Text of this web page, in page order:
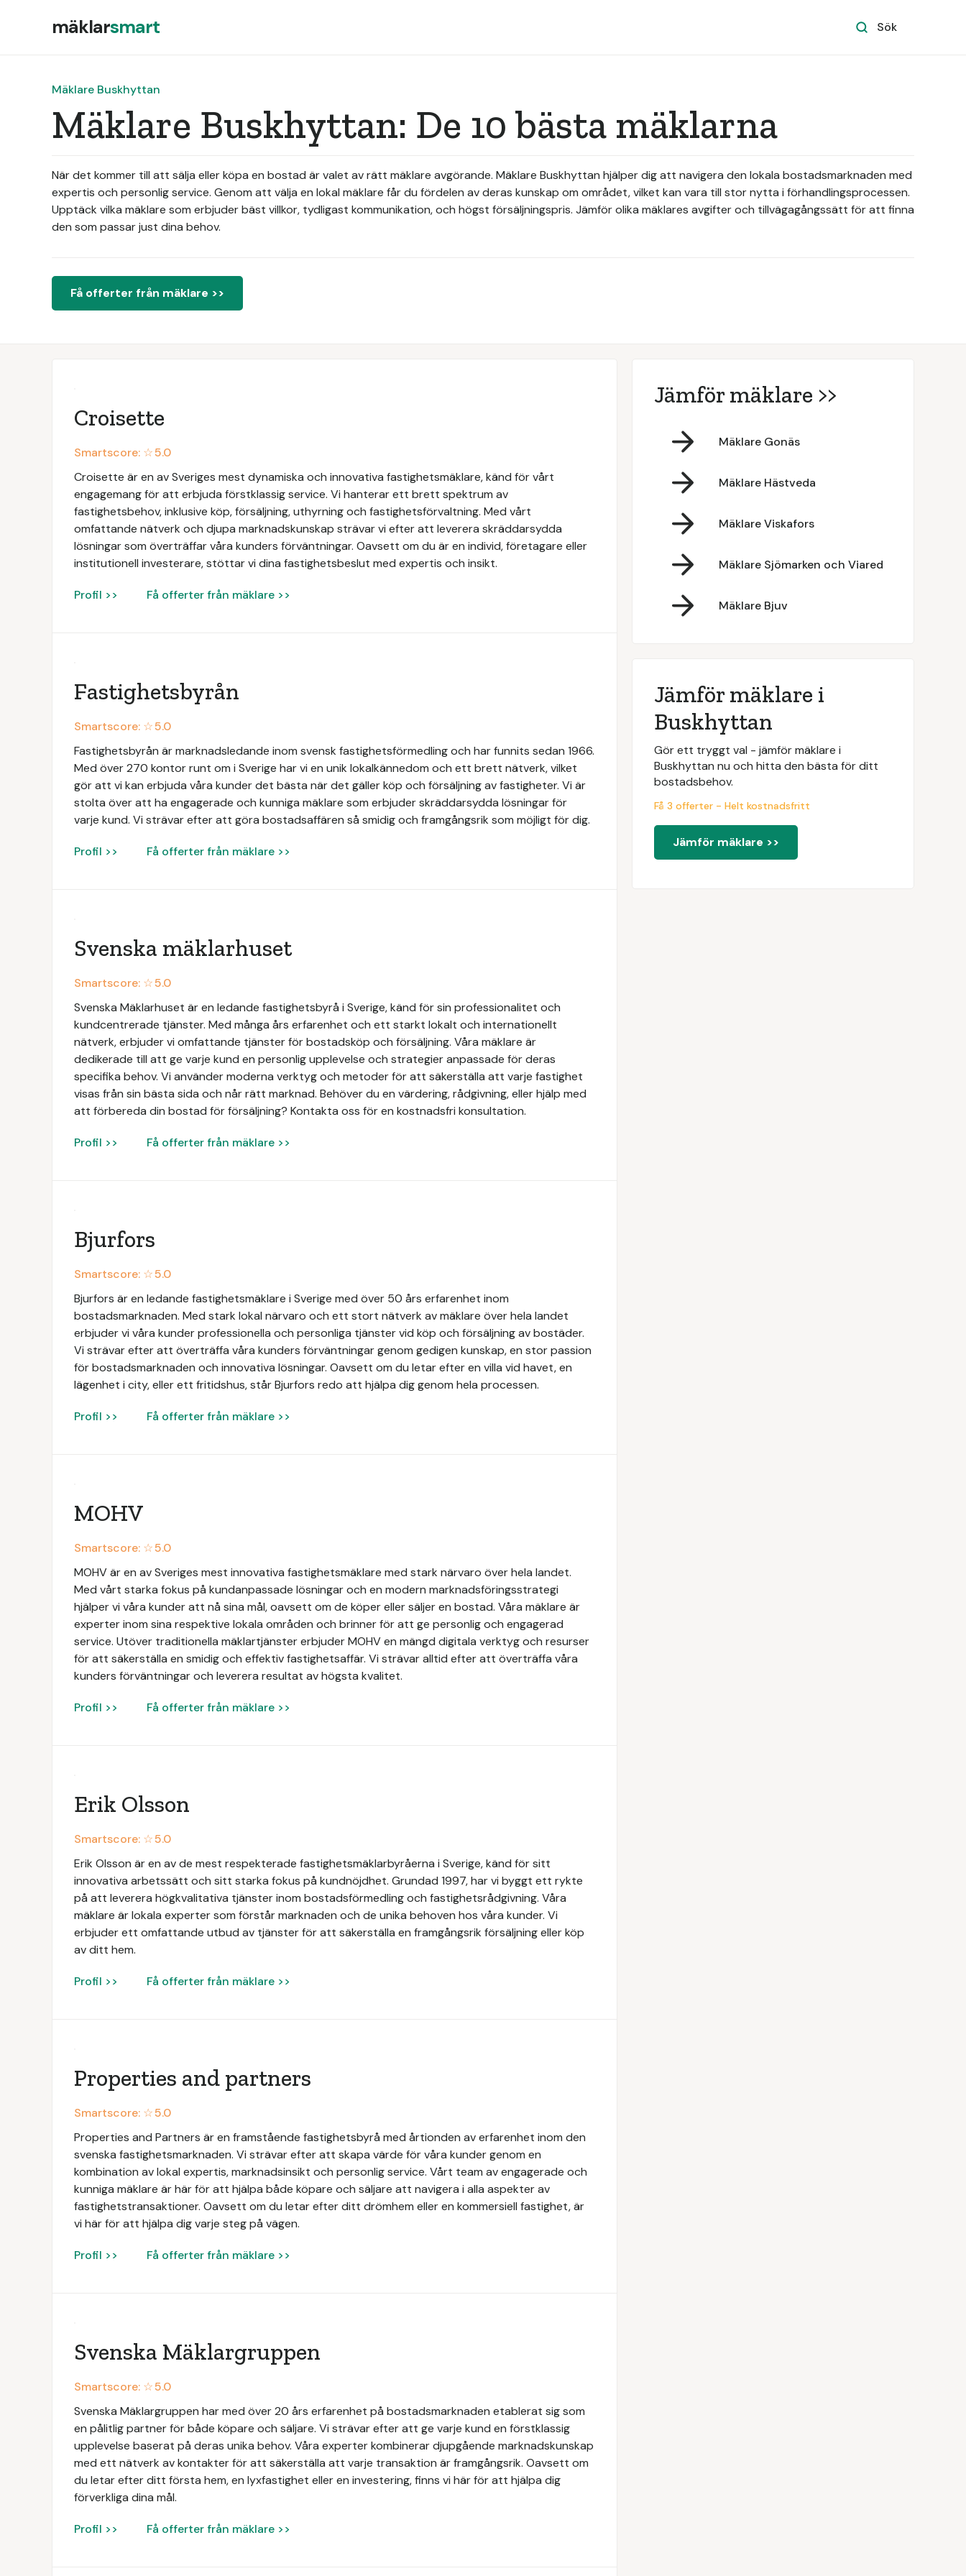
mäklarsmart Sök
Mäklare Buskhyttan
Mäklare Buskhyttan: De 10 bästa mäklarna
När det kommer till att sälja eller köpa en bostad är valet av rätt mäklare avgörande. Mäklare Buskhyttan hjälper dig att navigera den lokala bostadsmarknaden med
expertis och personlig service. Genom att välja en lokal mäklare får du fördelen av deras kunskap om området, vilket kan vara till stor nytta i förhandlingsprocessen.
Upptäck vilka mäklare som erbjuder bäst villkor, tydligast kommunikation, och högst försäljningspris. Jämför olika mäklares avgifter och tillvägagångssätt för att finna
den som passar just dina behov.
Få offerter från mäklare >>
Croisette
Smartscore: ☆5.0
Croisette är en av Sveriges mest dynamiska och innovativa fastighetsmäklare, känd för vårt
engagemang för att erbjuda förstklassig service. Vi hanterar ett brett spektrum av
fastighetsbehov, inklusive köp, försäljning, uthyrning och fastighetsförvaltning. Med vårt
omfattande nätverk och djupa marknadskunskap strävar vi efter att leverera skräddarsydda
lösningar som överträffar våra kunders förväntningar. Oavsett om du är en individ, företagare eller
institutionell investerare, stöttar vi dina fastighetsbeslut med expertis och insikt.
Profil >> Få offerter från mäklare >>
Fastighetsbyrån
Smartscore: ☆5.0
Fastighetsbyrån är marknadsledande inom svensk fastighetsförmedling och har funnits sedan 1966.
Med över 270 kontor runt om i Sverige har vi en unik lokalkännedom och ett brett nätverk, vilket
gör att vi kan erbjuda våra kunder det bästa när det gäller köp och försäljning av fastigheter. Vi är
stolta över att ha engagerade och kunniga mäklare som erbjuder skräddarsydda lösningar för
varje kund. Vi strävar efter att göra bostadsaffären så smidig och framgångsrik som möjligt för dig.
Profil >> Få offerter från mäklare >>
Svenska mäklarhuset
Smartscore: ☆5.0
Svenska Mäklarhuset är en ledande fastighetsbyrå i Sverige, känd för sin professionalitet och
kundcentrerade tjänster. Med många års erfarenhet och ett starkt lokalt och internationellt
nätverk, erbjuder vi omfattande tjänster för bostadsköp och försäljning. Våra mäklare är
dedikerade till att ge varje kund en personlig upplevelse och strategier anpassade för deras
specifika behov. Vi använder moderna verktyg och metoder för att säkerställa att varje fastighet
visas från sin bästa sida och når rätt marknad. Behöver du en värdering, rådgivning, eller hjälp med
att förbereda din bostad för försäljning? Kontakta oss för en kostnadsfri konsultation.
Profil >> Få offerter från mäklare >>
Bjurfors
Smartscore: ☆5.0
Bjurfors är en ledande fastighetsmäklare i Sverige med över 50 års erfarenhet inom
bostadsmarknaden. Med stark lokal närvaro och ett stort nätverk av mäklare över hela landet
erbjuder vi våra kunder professionella och personliga tjänster vid köp och försäljning av bostäder.
Vi strävar efter att överträffa våra kunders förväntningar genom gedigen kunskap, en stor passion
för bostadsmarknaden och innovativa lösningar. Oavsett om du letar efter en villa vid havet, en
lägenhet i city, eller ett fritidshus, står Bjurfors redo att hjälpa dig genom hela processen.
Profil >> Få offerter från mäklare >>
MOHV
Smartscore: ☆5.0
MOHV är en av Sveriges mest innovativa fastighetsmäklare med stark närvaro över hela landet.
Med vårt starka fokus på kundanpassade lösningar och en modern marknadsföringsstrategi
hjälper vi våra kunder att nå sina mål, oavsett om de köper eller säljer en bostad. Våra mäklare är
experter inom sina respektive lokala områden och brinner för att ge personlig och engagerad
service. Utöver traditionella mäklartjänster erbjuder MOHV en mängd digitala verktyg och resurser
för att säkerställa en smidig och effektiv fastighetsaffär. Vi strävar alltid efter att överträffa våra
kunders förväntningar och leverera resultat av högsta kvalitet.
Profil >> Få offerter från mäklare >>
Erik Olsson
Smartscore: ☆5.0
Erik Olsson är en av de mest respekterade fastighetsmäklarbyråerna i Sverige, känd för sitt
innovativa arbetssätt och sitt starka fokus på kundnöjdhet. Grundad 1997, har vi byggt ett rykte
på att leverera högkvalitativa tjänster inom bostadsförmedling och fastighetsrådgivning. Våra
mäklare är lokala experter som förstår marknaden och de unika behoven hos våra kunder. Vi
erbjuder ett omfattande utbud av tjänster för att säkerställa en framgångsrik försäljning eller köp
av ditt hem.
Profil >> Få offerter från mäklare >>
Properties and partners
Smartscore: ☆5.0
Properties and Partners är en framstående fastighetsbyrå med årtionden av erfarenhet inom den
svenska fastighetsmarknaden. Vi strävar efter att skapa värde för våra kunder genom en
kombination av lokal expertis, marknadsinsikt och personlig service. Vårt team av engagerade och
kunniga mäklare är här för att hjälpa både köpare och säljare att navigera i alla aspekter av
fastighetstransaktioner. Oavsett om du letar efter ditt drömhem eller en kommersiell fastighet, är
vi här för att hjälpa dig varje steg på vägen.
Profil >> Få offerter från mäklare >>
Svenska Mäklargruppen
Smartscore: ☆5.0
Svenska Mäklargruppen har med över 20 års erfarenhet på bostadsmarknaden etablerat sig som
en pålitlig partner för både köpare och säljare. Vi strävar efter att ge varje kund en förstklassig
upplevelse baserat på deras unika behov. Våra experter kombinerar djupgående marknadskunskap
med ett nätverk av kontakter för att säkerställa att varje transaktion är framgångsrik. Oavsett om
du letar efter ditt första hem, en lyxfastighet eller en investering, finns vi här för att hjälpa dig
förverkliga dina mål.
Profil >> Få offerter från mäklare >>
Jämför mäklare >>
Mäklare Gonäs
Mäklare Hästveda
Mäklare Viskafors
Mäklare Sjömarken och Viared
Mäklare Bjuv
Jämför mäklare i
Buskhyttan
Gör ett tryggt val - jämför mäklare i
Buskhyttan nu och hitta den bästa för ditt
bostadsbehov.
Få 3 offerter - Helt kostnadsfritt
Jämför mäklare >>